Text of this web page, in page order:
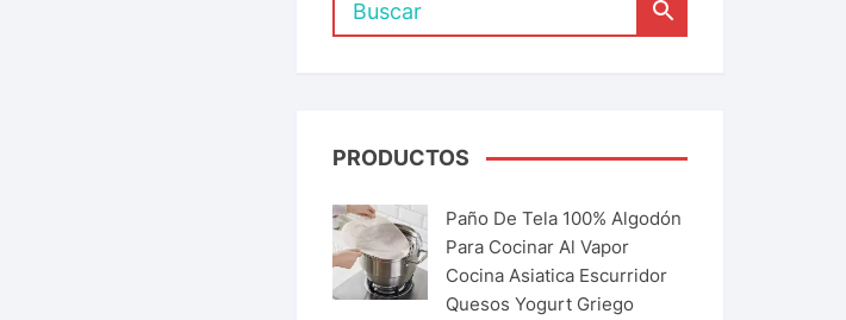
PRODUCTOS
Paño De Tela 100% Algodón
Para Cocinar Al Vapor
Cocina Asiatica Escurridor
Quesos Yogurt Griego